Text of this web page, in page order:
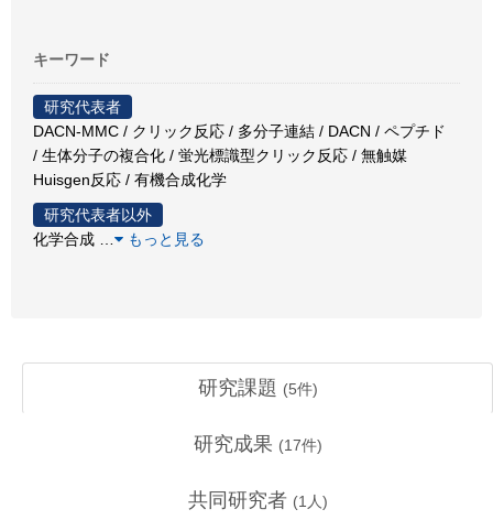
キーワード
研究代表者
DACN-MMC / クリック反応 / 多分子連結 / DACN / ペプチド
/ 生体分子の複合化 / 蛍光標識型クリック反応 / 無触媒
Huisgen反応 / 有機合成化学
研究代表者以外
化学合成
もっと見る
研究課題 (5件)
研究成果 (17件)
共同研究者 (1 人)